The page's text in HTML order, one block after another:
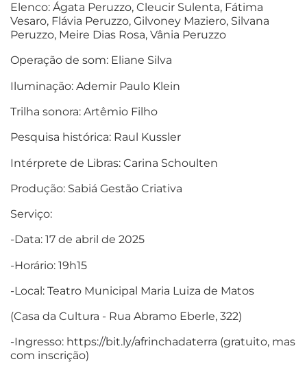
Elenco: Ágata Peruzzo, Cleucir Sulenta, Fátima
Vesaro, Flávia Peruzzo, Gilvoney Maziero, Silvana
Peruzzo, Meire Dias Rosa, Vânia Peruzzo
Operação de som: Eliane Silva
Iluminação: Ademir Paulo Klein
Trilha sonora: Artêmio Filho
Pesquisa histórica: Raul Kussler
Intérprete de Libras: Carina Schoulten
Produção: Sabiá Gestão Criativa
Serviço:
-Data: 17 de abril de 2025
-Horário: 19h15
-Local: Teatro Municipal Maria Luiza de Matos
(Casa da Cultura - Rua Abramo Eberle, 322)
-Ingresso: https://bit.ly/afrinchadaterra (gratuito, mas
com inscrição)